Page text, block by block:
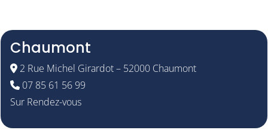
Chaumont
2 Rue Michel Girardot – 52000 Chaumont
07 85 61 56 99
Sur Rendez-vous